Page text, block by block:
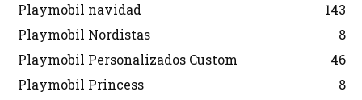
Playmobil navidad
143
Playmobil Nordistas
8
Playmobil Personalizados Custom
46
Playmobil Princess
8